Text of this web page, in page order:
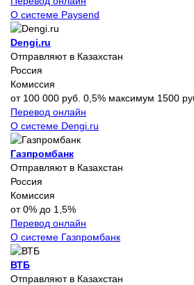
О системе Paysend
Dengi.ru
Отправляют в Казахстан
Россия
Комиссия
от 100 000 руб. 0,5% максимум 1500
Перевод онлайн
О системе Dengi.ru
Газпромбанк
Отправляют в Казахстан
Россия
Комиссия
от 0% до 1,5%
Перевод онлайн
О системе Газпромбанк
ВТБ
Отправляют в Казахстан